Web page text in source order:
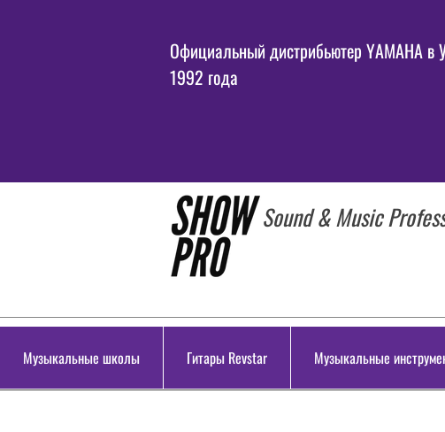
Официальный дистрибьютер YAMAHA в
1992 года
Sound & Music
Музыкальные школы Гитары Revstar Музыкальные